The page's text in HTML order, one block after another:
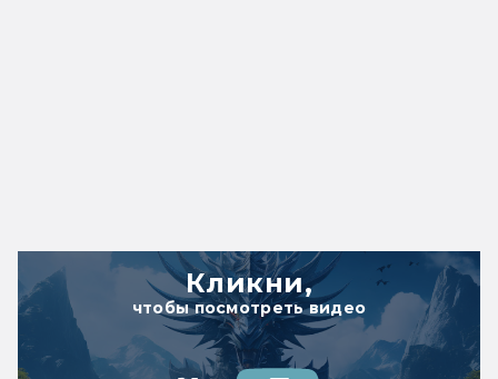
Кликни,
чтобы посмотреть видео